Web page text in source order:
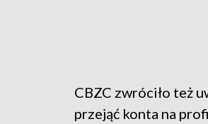
CBZC zwróciło też
przejąć konta na